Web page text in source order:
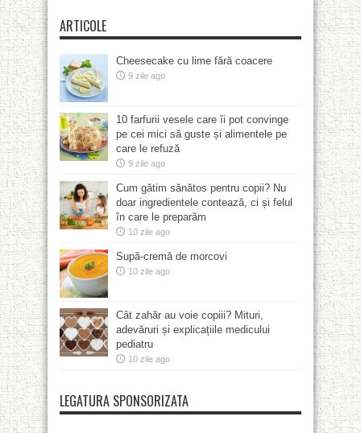
ARTICOLE
Cheesecake cu lime fără coacere
9 zile ago
10 farfurii vesele care îi pot convinge
pe cei mici să guste și alimentele pe
care le refuză
9 zile ago
Cum gătim sănătos pentru copii? Nu
doar ingredientele contează, ci și felul
în care le preparăm
10 zile ago
Supă-cremă de morcovi
10 zile ago
Cât zahăr au voie copiii? Mituri,
adevăruri și explicațiile medicului
pediatru
10 zile ago
LEGATURA SPONSORIZATA